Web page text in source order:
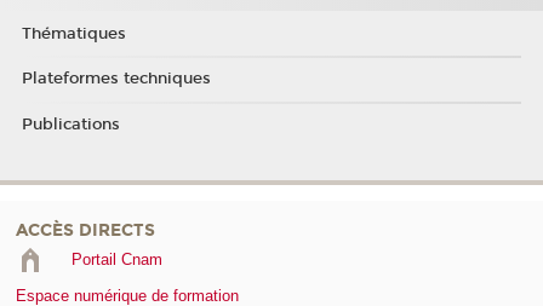
Thématiques
Plateformes techniques
Publications
ACCÈS DIRECTS
Portail Cnam
Espace numérique de formation